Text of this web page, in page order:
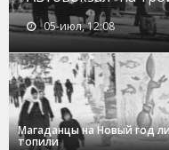
05-июл, 12:08
Магаданцы на Новый год
топили